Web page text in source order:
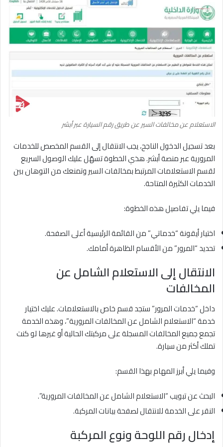
الاستعلام عن مخالفات السير عن طريق رقم السيارة عبر أبشر
بعد تسجيل الدخول الناجح، يجب الانتقال إلى القسم المخصص للخدمات
المرورية عبر منصة أبشر. هذي الخطوة تسهّل عليك الوصول السريع
لقسم الاستعلامات المرتبط بمخالفات السير وتمنعك من التوهان بين
الخدمات الكثيرة المتاحة.
فيما يلي تفاصيل هذه الخطوة:
اختيار أيقونة “خدماتي” من القائمة الرئيسية أعلى الصفحة.
تحديد “المرور” من الأقسام الظاهرة أمامك.
الانتقال إلى الاستعلام الشامل عن
المخالفات
داخل “خدمات المرور” ستجد قسم خاص بالاستعلامات. عليك اختيار
خدمة “الاستعلام الشامل عن المخالفات المرورية”، وهذه الخدمة
تجمع جميع المخالفات المسجلة على مركبتك الحالية أو غيرها لو كنت
تملك أكثر من سيارة.
وفيما يلي أبرز المهام بهذا القسم:
البحث عن تبويب “الاستعلام الشامل عن المخالفات المرورية”.
النقر على الخدمة للانتقال لصفحة بيانات المركبة.
إدخال رقم اللوحة ونوع المركبة